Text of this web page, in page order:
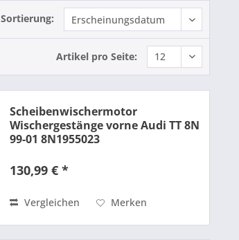
Sortierung:
Artikel pro Seite:
Scheibenwischermotor
Wischergestänge vorne Audi TT 8N
99-01 8N1955023
130,99 € *
Vergleichen Merken